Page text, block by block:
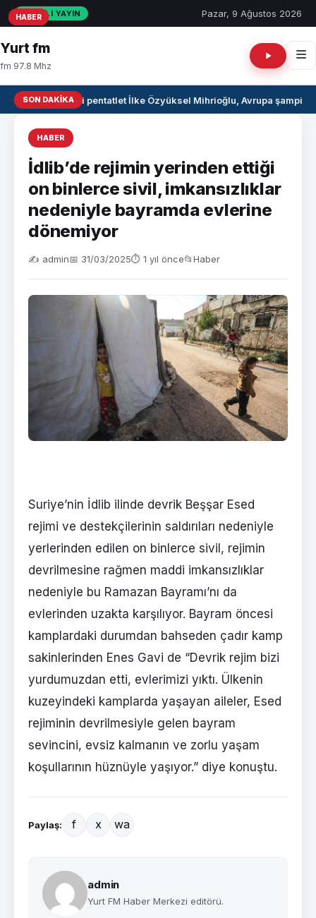
CANLI YAYIN Pazar, 9 Ağustos 2026
Yurt fm
fm 97.8 Mhz
SON DAKIKAMilli pentatlet İlke Özyüksel Mihrioğlu, Avrupa
HABER
İdlib’de rejimin yerinden ettiği
on binlerce sivil, imkansızlıklar
nedeniyle bayramda evlerine
dönemiyor
✍️ admin📅 31/03/2025⏱ 1 yıl önce📂Haber
Suriye’nin İdlib ilinde devrik Beşşar Esed
rejimi ve destekçilerinin saldırıları nedeniyle
yerlerinden edilen on binlerce sivil, rejimin
devrilmesine rağmen maddi imkansızlıklar
nedeniyle bu Ramazan Bayramı’nı da
evlerinden uzakta karşılıyor. Bayram öncesi
kamplardaki durumdan bahseden çadır kamp
sakinlerinden Enes Gavi de “Devrik rejim bizi
yurdumuzdan etti, evlerimizi yıktı. Ülkenin
kuzeyindeki kamplarda yaşayan aileler, Esed
rejiminin devrilmesiyle gelen bayram
sevincini, evsiz kalmanın ve zorlu yaşam
koşullarının hüznüyle yaşıyor.” diye konuştu.
Paylaş: f x wa
admin
Yurt FM Haber Merkezi editörü.
HABER
HABER
HABER